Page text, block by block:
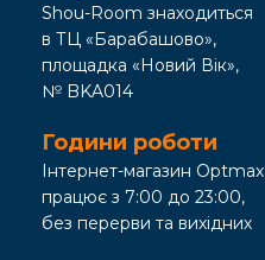
Shou-Room знаходиться
в ТЦ «Барабашово»,
площадка «Новий Вік»,
№ BKA014
Години роботи
Інтернет-магазин Optmax
працює з 7:00 до 23:00,
без перерви та вихідних